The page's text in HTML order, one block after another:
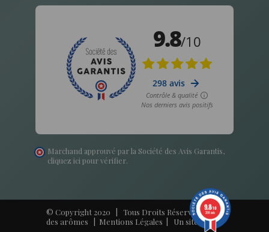
Marchand approuvé par la Société des Avis Garantis,
cliquez ici pour vérifier.
© Copyright 2020 | Tous Droits Réservés - Vent
des arômes | Mentions Légales | Un siteHarko
9.8/10
298 avis